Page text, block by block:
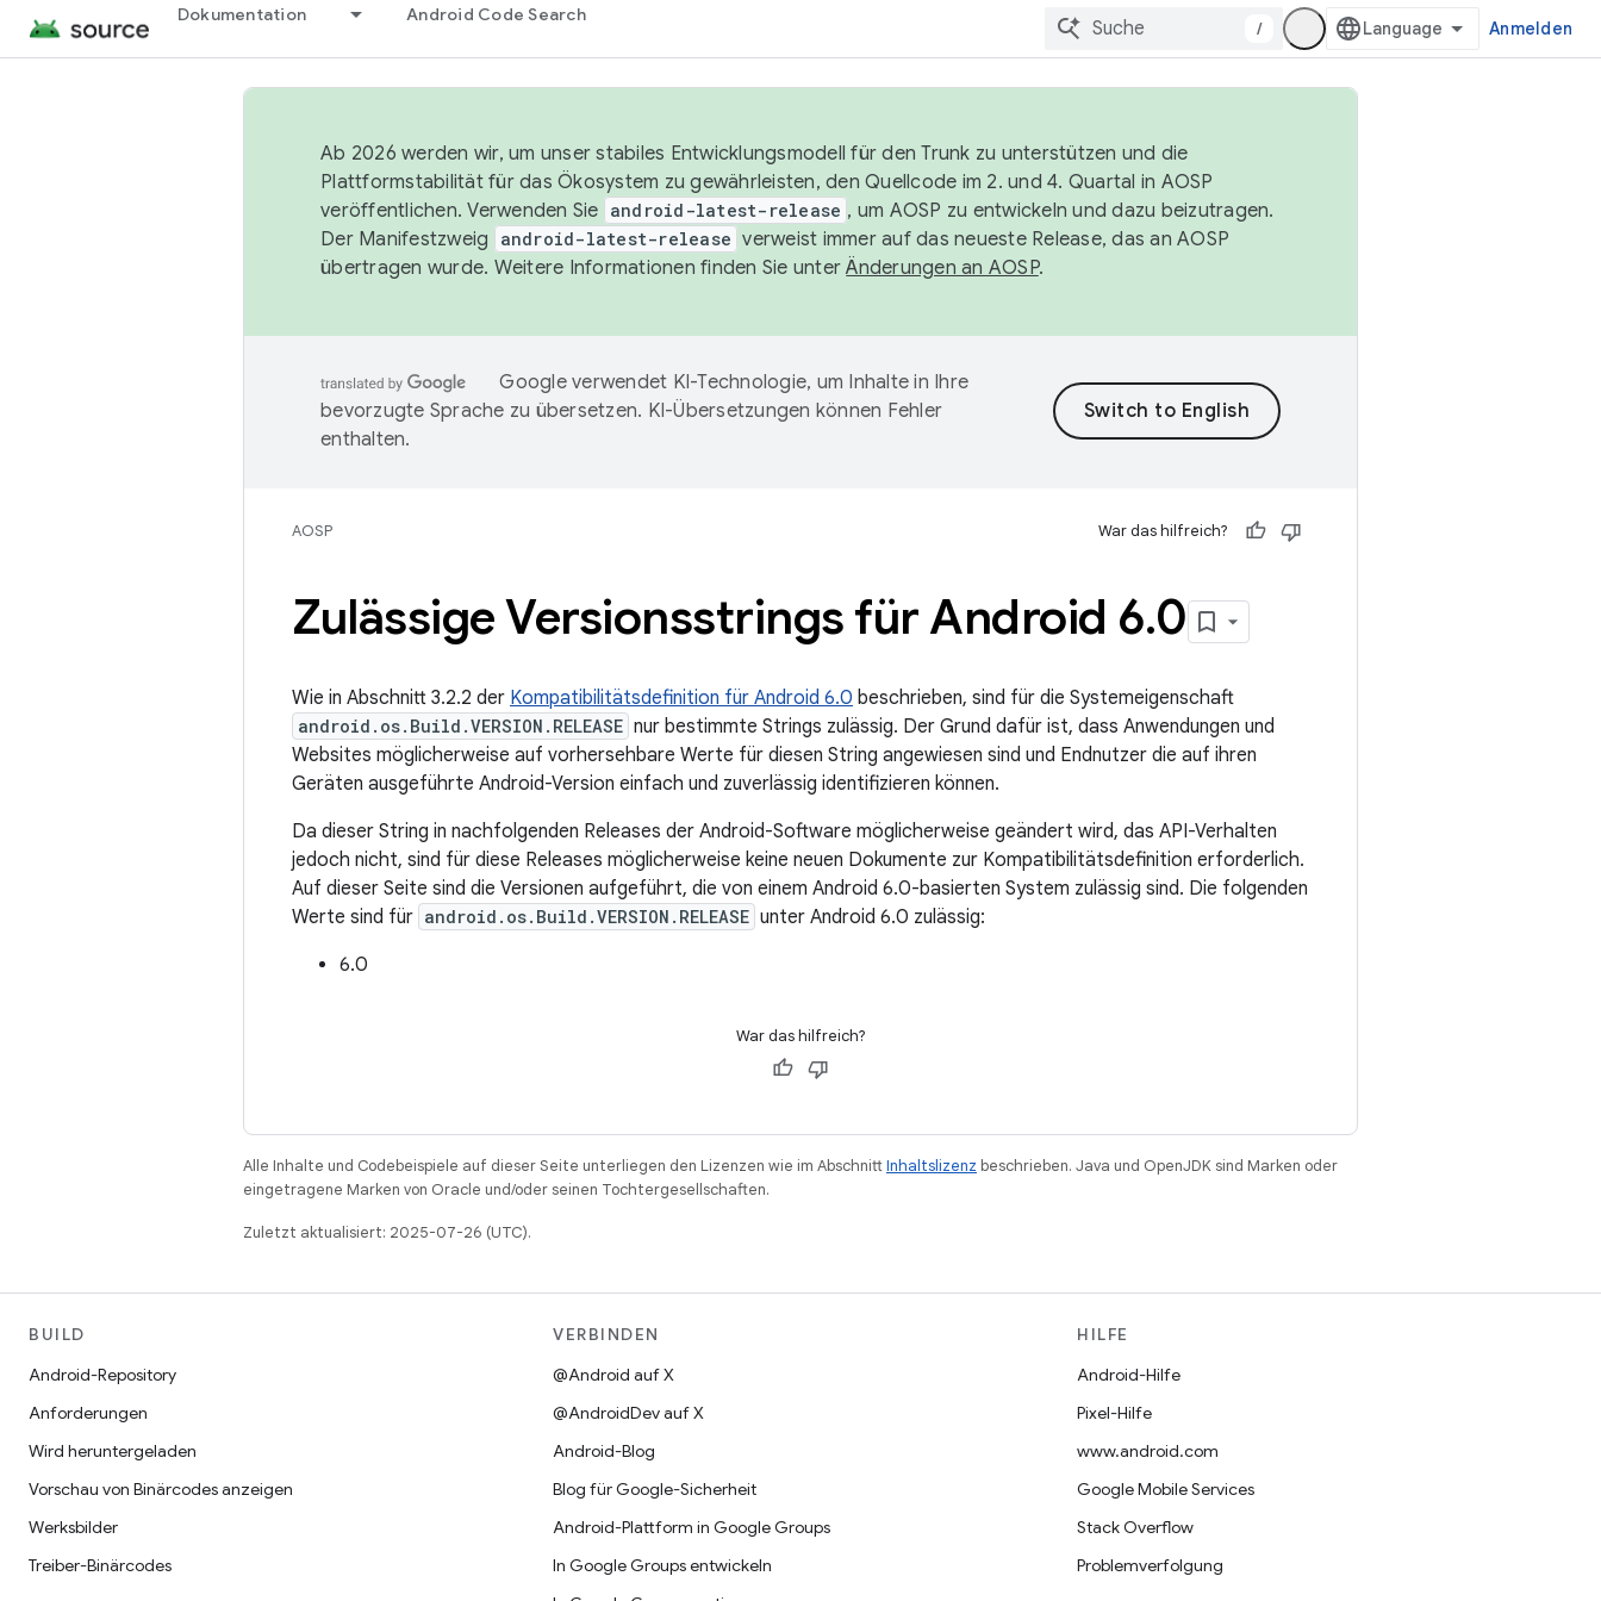
Dokumentation Android Code Search
/ Anmelden
Ab 2026 werden wir, um unser stabiles Entwicklungsmodell für den Trunk zu unterstützen und die
Plattformstabilität für das Ökosystem zu gewährleisten, den Quellcode im 2. und 4. Quartal in AOSP
veröffentlichen. Verwenden Sie android-latest-release , um AOSP zu entwickeln und dazu beizutragen.
Der Manifestzweig
android-latest-release verweist immer auf das neueste Release, das an AOSP
übertragen wurde. Weitere Informationen finden Sie unterÄnderungen an AOSP.
Google verwendet KI-Technologie, um Inhalte in Ihre
bevorzugte Sprache zu übersetzen. KI-Übersetzungen können Fehler
enthalten.
AOSP War das hilfreich?
Zulässige Versionsstrings für Android 6.0
Wie in Abschnitt 3.2.2 der Kompatibilitätsdefinition für Android 6.0 beschrieben, sind für die Systemeigenschaft
android.os.Build.VERSION.RELEASE nur bestimmte Strings zulässig. Der Grund dafür ist, dass Anwendungen und
Websites möglicherweise auf vorhersehbare Werte für diesen String angewiesen sind und Endnutzer die auf ihren
Geräten ausgeführte Android-Version einfach und zuverlässig identifizieren können.
Da dieser String in nachfolgenden Releases der Android-Software möglicherweise geändert wird, das API-Verhalten
jedoch nicht, sind für diese Releases möglicherweise keine neuen Dokumente zur Kompatibilitätsdefinition erforderlich.
Auf dieser Seite sind die Versionen aufgeführt, die von einem Android 6.0-basierten System zulässig sind. Die folgenden
Werte sind für android.os.Build.VERSION.RELEASE unter Android 6.0 zulässig:
6.0
War das hilfreich?
Alle Inhalte und Codebeispiele auf dieser Seite unterliegen den Lizenzen wie im AbschnittInhaltslizenz beschrieben. Java und OpenJDK sind Marken oder
eingetragene Marken von Oracle und/oder seinen Tochtergesellschaften.
Zuletzt aktualisiert: 2025-07-26 (UTC).
BUILD
Android-Repository
Anforderungen
Wird heruntergeladen
Vorschau von Binärcodes anzeigen
Werksbilder
Treiber-Binärcodes
VERBINDEN
@Android auf X
@AndroidDev auf X
Android-Blog
Blog für Google-Sicherheit
Android-Plattform in Google Groups
In Google Groups entwickeln
HILFE
Android-Hilfe
Pixel-Hilfe
www.android.com
Google Mobile Services
Stack Overflow
Problemverfolgung